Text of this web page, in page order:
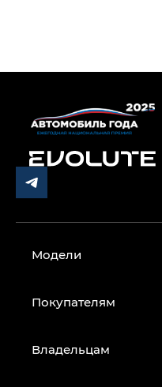
Модели
Покупателям
Владельцам